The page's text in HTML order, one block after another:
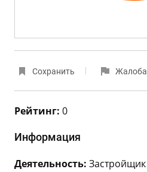
Сохранить Жалоба
Рейтинг: 0
Информация
Деятельность: Застройщик